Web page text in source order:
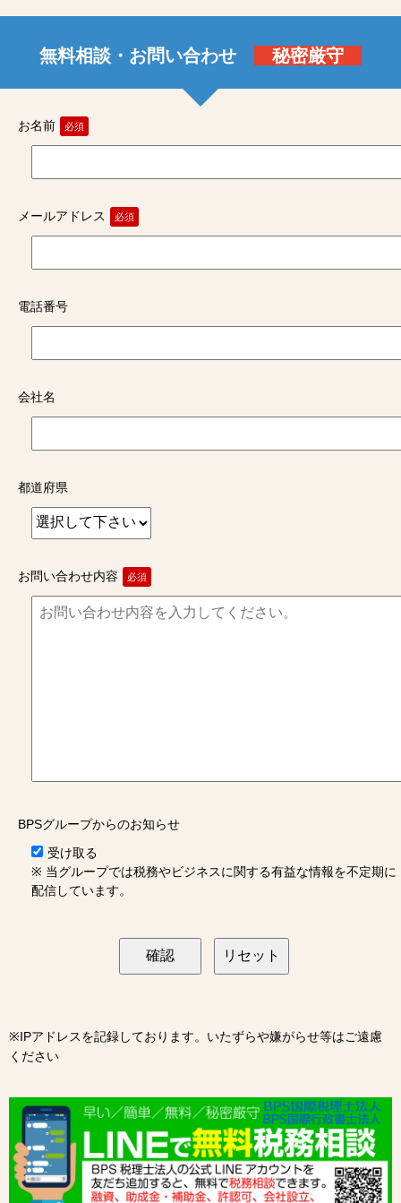
無料相談・お問い合わせ 秘密厳守
お名前 必須
メールアドレス 必須
電話番号
会社名
都道府県
お問い合わせ内容 必須
BPSグループからのお知らせ
受け取る
※ 当グループでは税務やビジネスに関する有益な情報を不定期に
配信しています。
※IPアドレスを記録しております。いたずらや嫌がらせ等はご遠慮
ください